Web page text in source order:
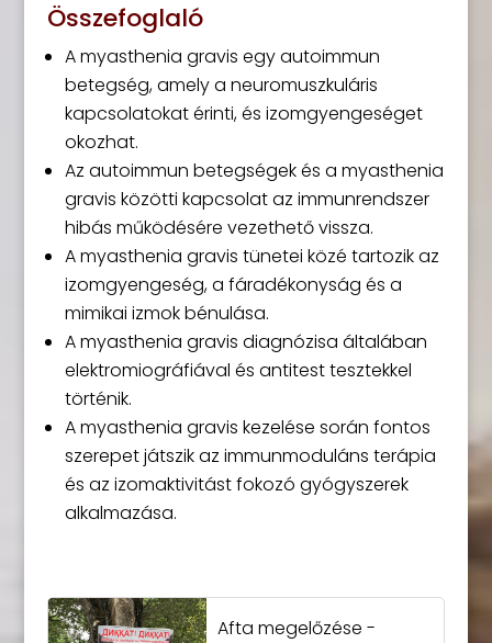
Összefoglaló
A myasthenia gravis egy autoimmun
betegség, amely a neuromuszkuláris
kapcsolatokat érinti, és izomgyengeséget
okozhat.
Az autoimmun betegségek és a myasthenia
gravis közötti kapcsolat az immunrendszer
hibás működésére vezethető vissza.
A myasthenia gravis tünetei közé tartozik az
izomgyengeség, a fáradékonyság és a
mimikai izmok bénulása.
A myasthenia gravis diagnózisa általában
elektromiográfiával és antitest tesztekkel
történik.
A myasthenia gravis kezelése során fontos
szerepet játszik az immunmoduláns terápia
és az izomaktivitást fokozó gyógyszerek
alkalmazása.
Afta megelőzése -